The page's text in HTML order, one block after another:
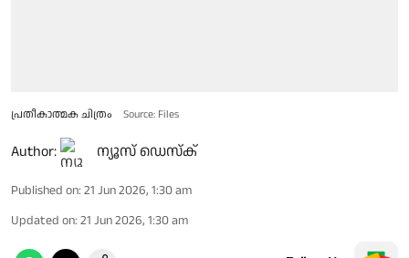
പ്രതീകാത്മക ചിത്രം Source: Files
Author: ന്യൂസ് ഡെസ്ക്
Published on: 21 Jun 2026, 1:30 am
Updated on: 21 Jun 2026, 1:30 am